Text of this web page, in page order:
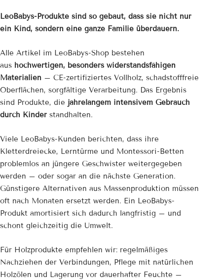
LeoBabys-Produkte sind so gebaut, dass sie nicht nur
ein Kind, sondern eine ganze Familie überdauern.
Alle Artikel im LeoBabys-Shop bestehen
aus hochwertigen, besonders widerstandsfähigen
Materialien – CE-zertifiziertes Vollholz, schadstofffreie
Oberflächen, sorgfältige Verarbeitung. Das Ergebnis
sind Produkte, die jahrelangem intensivem Gebrauch
durch Kinder standhalten.
Viele LeoBabys-Kunden berichten, dass ihre
Kletterdreiecke, Lerntürme und Montessori-Betten
problemlos an jüngere Geschwister weitergegeben
werden – oder sogar an die nächste Generation.
Günstigere Alternativen aus Massenproduktion müssen
oft nach Monaten ersetzt werden. Ein LeoBabys-
Produkt amortisiert sich dadurch langfristig – und
schont gleichzeitig die Umwelt.
Für Holzprodukte empfehlen wir: regelmäßiges
Nachziehen der Verbindungen, Pflege mit natürlichen
Holzölen und Lagerung vor dauerhafter Feuchte –